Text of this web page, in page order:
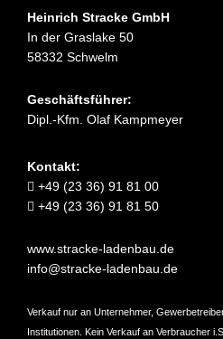
Heinrich Stracke GmbH
In der Graslake 50
58332 Schwelm
Geschäftsführer:
Dipl.-Kfm. Olaf Kampmeyer
Kontakt:
+49 (23 36) 91 81 00
+49 (23 36) 91 81 50
www.stracke-ladenbau.de
info@stracke-ladenbau.de
Verkauf nur an Unternehmer,
Institutionen. Kein Verkauf an Verbraucher